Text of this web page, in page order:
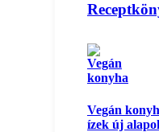
Vegán
ízek új